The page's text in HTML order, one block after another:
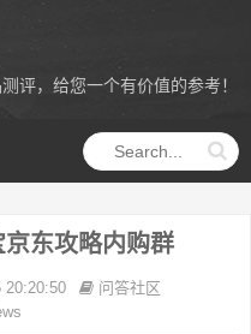
评，给您一个有价值的参考！
东攻略内购群
20:20:50
问答社区